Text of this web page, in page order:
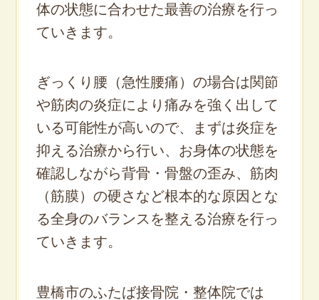
体の状態に合わせた最善の治療を行っ
ていきます。
ぎっくり腰（急性腰痛）の場合は関節
や筋肉の炎症により痛みを強く出して
いる可能性が高いので、まずは炎症を
抑える治療から行い、お身体の状態を
確認しながら背骨・骨盤の歪み、筋肉
（筋膜）の硬さなど根本的な原因とな
る全身のバランスを整える治療を行っ
ていきます。
豊橋市のふたば接骨院・整体院では